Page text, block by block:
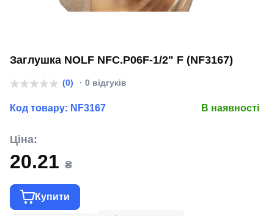
Заглушка NOLF NFC.P06F-1/2" F (NF3167)
(0) · 0 відгуків
Код товару: NF3167 В наявності
Ціна:
20.21 ₴
Купити